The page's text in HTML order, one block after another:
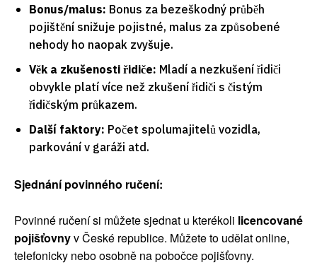
Bonus/malus: Bonus za bezeškodný průběh
pojištění snižuje pojistné, malus za způsobené
nehody ho naopak zvyšuje.
Věk a zkušenosti řidiče: Mladí a nezkušení řidiči
obvykle platí více než zkušení řidiči s čistým
řidičským průkazem.
Další faktory: Počet spolumajitelů vozidla,
parkování v garáži atd.
Sjednání povinného ručení:
Povinné ručení si můžete sjednat u kterékoli licencované
pojišťovnyv České republice. Můžete to udělat online,
telefonicky nebo osobně na pobočce pojišťovny.